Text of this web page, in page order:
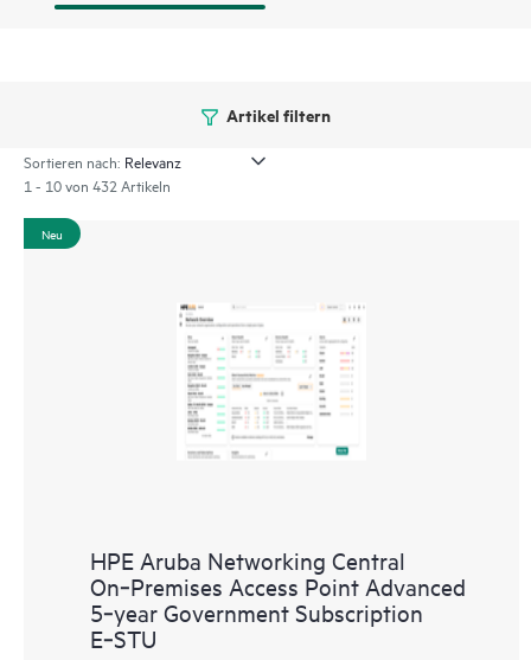
Anwendung für den Betrieb unterwegs. Egal, ob Sie einen oder
Artikel filtern
Sortieren nach:
1 - 10 von 432 Artikeln
Neu
HPE Aruba Networking Central
On‑Premises Access Point Advanced
5‑year Government Subscription
E‑STU